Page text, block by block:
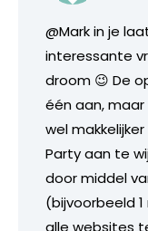
@Mark in je
interessante
droom 😉 De
één aan,
wel
Party aan te
door middel
(bijvoorbeeld
alle websites